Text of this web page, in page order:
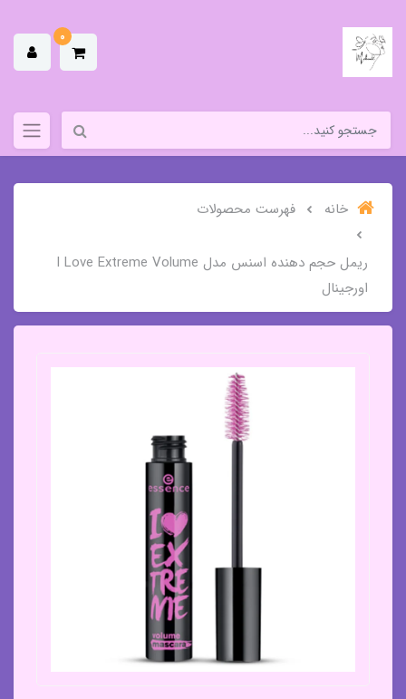
0
خانه فهرست محصولات
ریمل حجم دهنده اسنس مدل I Love Extreme Volume
اورجینال